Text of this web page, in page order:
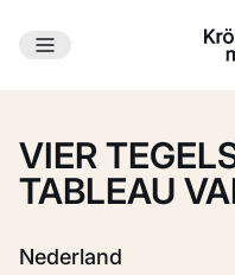
Ga naar
VIER
TABLEAU
Nederland